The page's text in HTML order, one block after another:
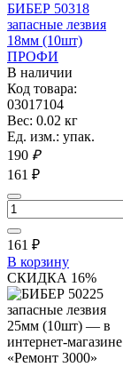
БИБЕР 50318
запасные лезвия
18мм (10шт)
ПРОФИ
В наличии
Код товара:
03017104
Вес: 0.02 кг
Ед. изм.: упак.
190 ₽
161 ₽
161 ₽
В корзину
СКИДКА 16%